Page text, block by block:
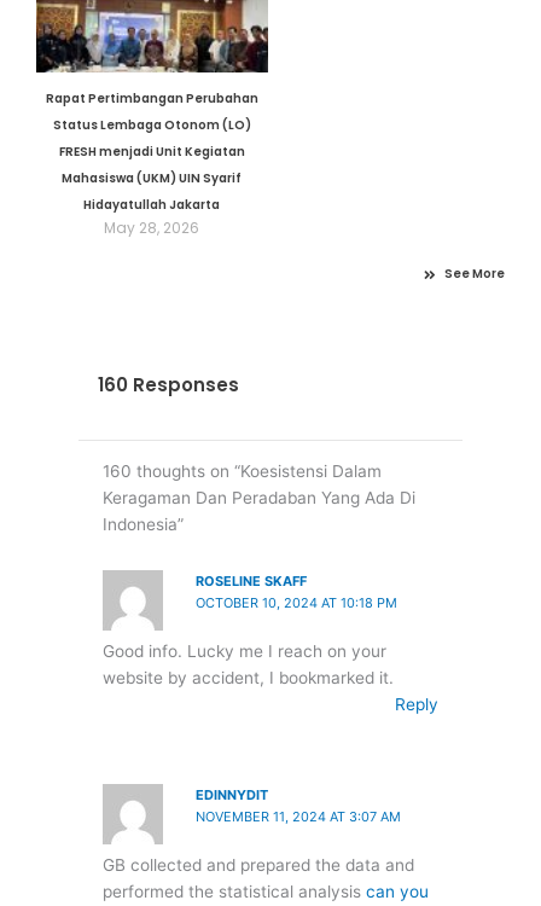
Rapat Pertimbangan Perubahan
Status Lembaga Otonom (LO)
FRESH menjadi Unit Kegiatan
Mahasiswa (UKM) UIN Syarif
Hidayatullah Jakarta
May 28, 2026
See More
160 Responses
160 thoughts on “Koesistensi Dalam
Keragaman Dan Peradaban Yang Ada Di
Indonesia”
ROSELINE SKAFF
OCTOBER 10, 2024 AT 10:18 PM
Good info. Lucky me I reach on your
website by accident, I bookmarked it.
Reply
EDINNYDIT
NOVEMBER 11, 2024 AT 3:07 AM
GB collected and prepared the data and
performed the statistical analysis can you